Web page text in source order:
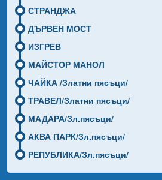
СТРАНДЖА
ДЪРВЕН МОСТ
ИЗГРЕВ
МАЙСТОР МАНОЛ
ЧАЙКА /Златни пясъци/
ТРАВЕЛ/Златни пясъци/
МАДАРА/Зл.пясъци/
АКВА ПАРК/Зл.пясъци/
РЕПУБЛИКА/Зл.пясъци/